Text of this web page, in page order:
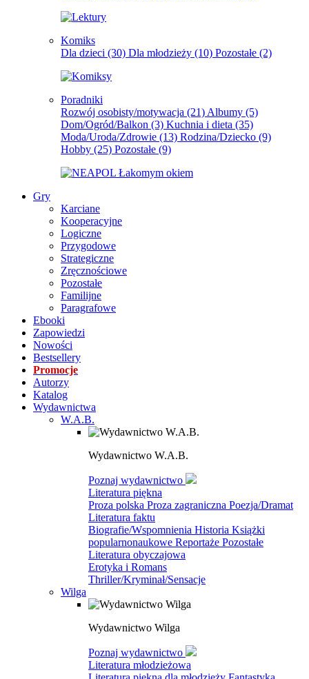
Komiks
Dla dzieci (30) Dla młodzieży (10) Pozostałe (2)
Poradniki
Rozwój osobisty/motywacja (21) Albumy (5)
Dom/Ogród/Balkon (3) Kuchnia i dieta (35)
Moda/Uroda/Zdrowie (13) Rodzina/Dziecko (9)
Hobby (25) Pozostałe (9)
Gry
Karciane
Kooperacyjne
Logiczne
Przygodowe
Strategiczne
Zręcznościowe
Pozostałe
Familijne
Paragrafowe
Ebooki
Zapowiedzi
Nowości
Bestsellery
Promocje
Autorzy
Katalog
Wydawnictwa
W.A.B.
Wydawnictwo W.A.B.
Poznaj wydawnictwo
Literatura piękna
Proza polska Proza zagraniczna Poezja/Dramat
Literatura faktu
Biografie/Wspomnienia Historia Książki
popularnonaukowe Reportaże Pozostałe
Literatura obyczajowa
Erotyka i Romans
Thriller/Kryminał/Sensacje
Wilga
Wydawnictwo Wilga
Poznaj wydawnictwo
Literatura młodzieżowa